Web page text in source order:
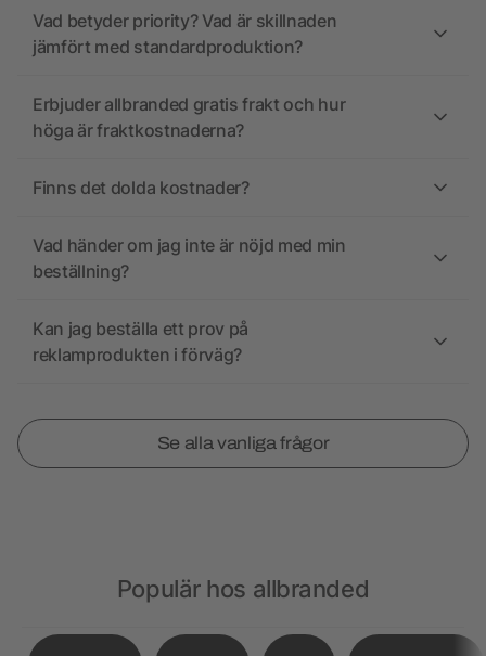
Vad betyder priority? Vad är skillnaden
jämfört med standardproduktion?
Erbjuder allbranded gratis frakt och hur
höga är fraktkostnaderna?
Finns det dolda kostnader?
Vad händer om jag inte är nöjd med min
beställning?
Kan jag beställa ett prov på
reklamprodukten i förväg?
Se alla vanliga frågor
Populär hos allbranded